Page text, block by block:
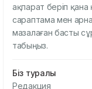
ақпарат беріп қана
сараптама мен
мазалаған басты
табыңыз.
Біз туралы
Редакция